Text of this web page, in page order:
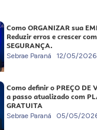
Como ORGANIZAR sua
Reduzir erros e crescer com
SEGURANÇA.
Sebrae Paraná 12/05/2026
Como definir o PREÇO DE
a passo atualizado com
GRATUITA
Sebrae Paraná 05/05/